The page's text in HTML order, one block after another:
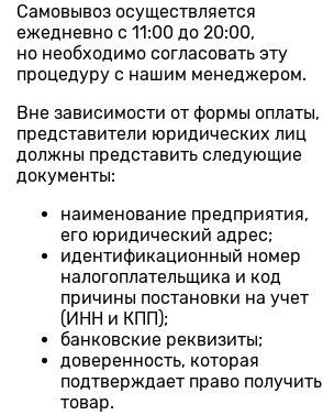
Самовывоз осуществляется
ежедневно с 11:00 до 20:00,
но необходимо согласовать эту
процедуру с нашим менеджером.
Вне зависимости от формы оплаты,
представители юридических лиц
должны представить следующие
документы:
наименование предприятия,
его юридический адрес;
идентификационный номер
налогоплательщика и код
причины постановки на учет
(ИНН и КПП);
банковские реквизиты;
доверенность, которая
подтверждает право получить
товар.